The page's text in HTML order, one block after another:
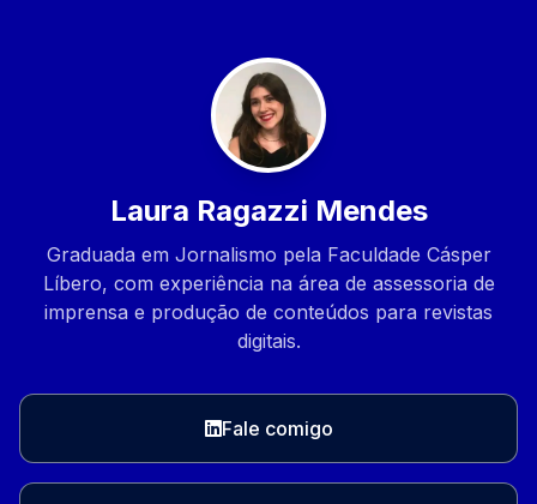
Laura Ragazzi Mendes
Graduada em Jornalismo pela Faculdade Cásper
Líbero, com experiência na área de assessoria de
imprensa e produção de conteúdos para revistas
digitais.
Fale comigo